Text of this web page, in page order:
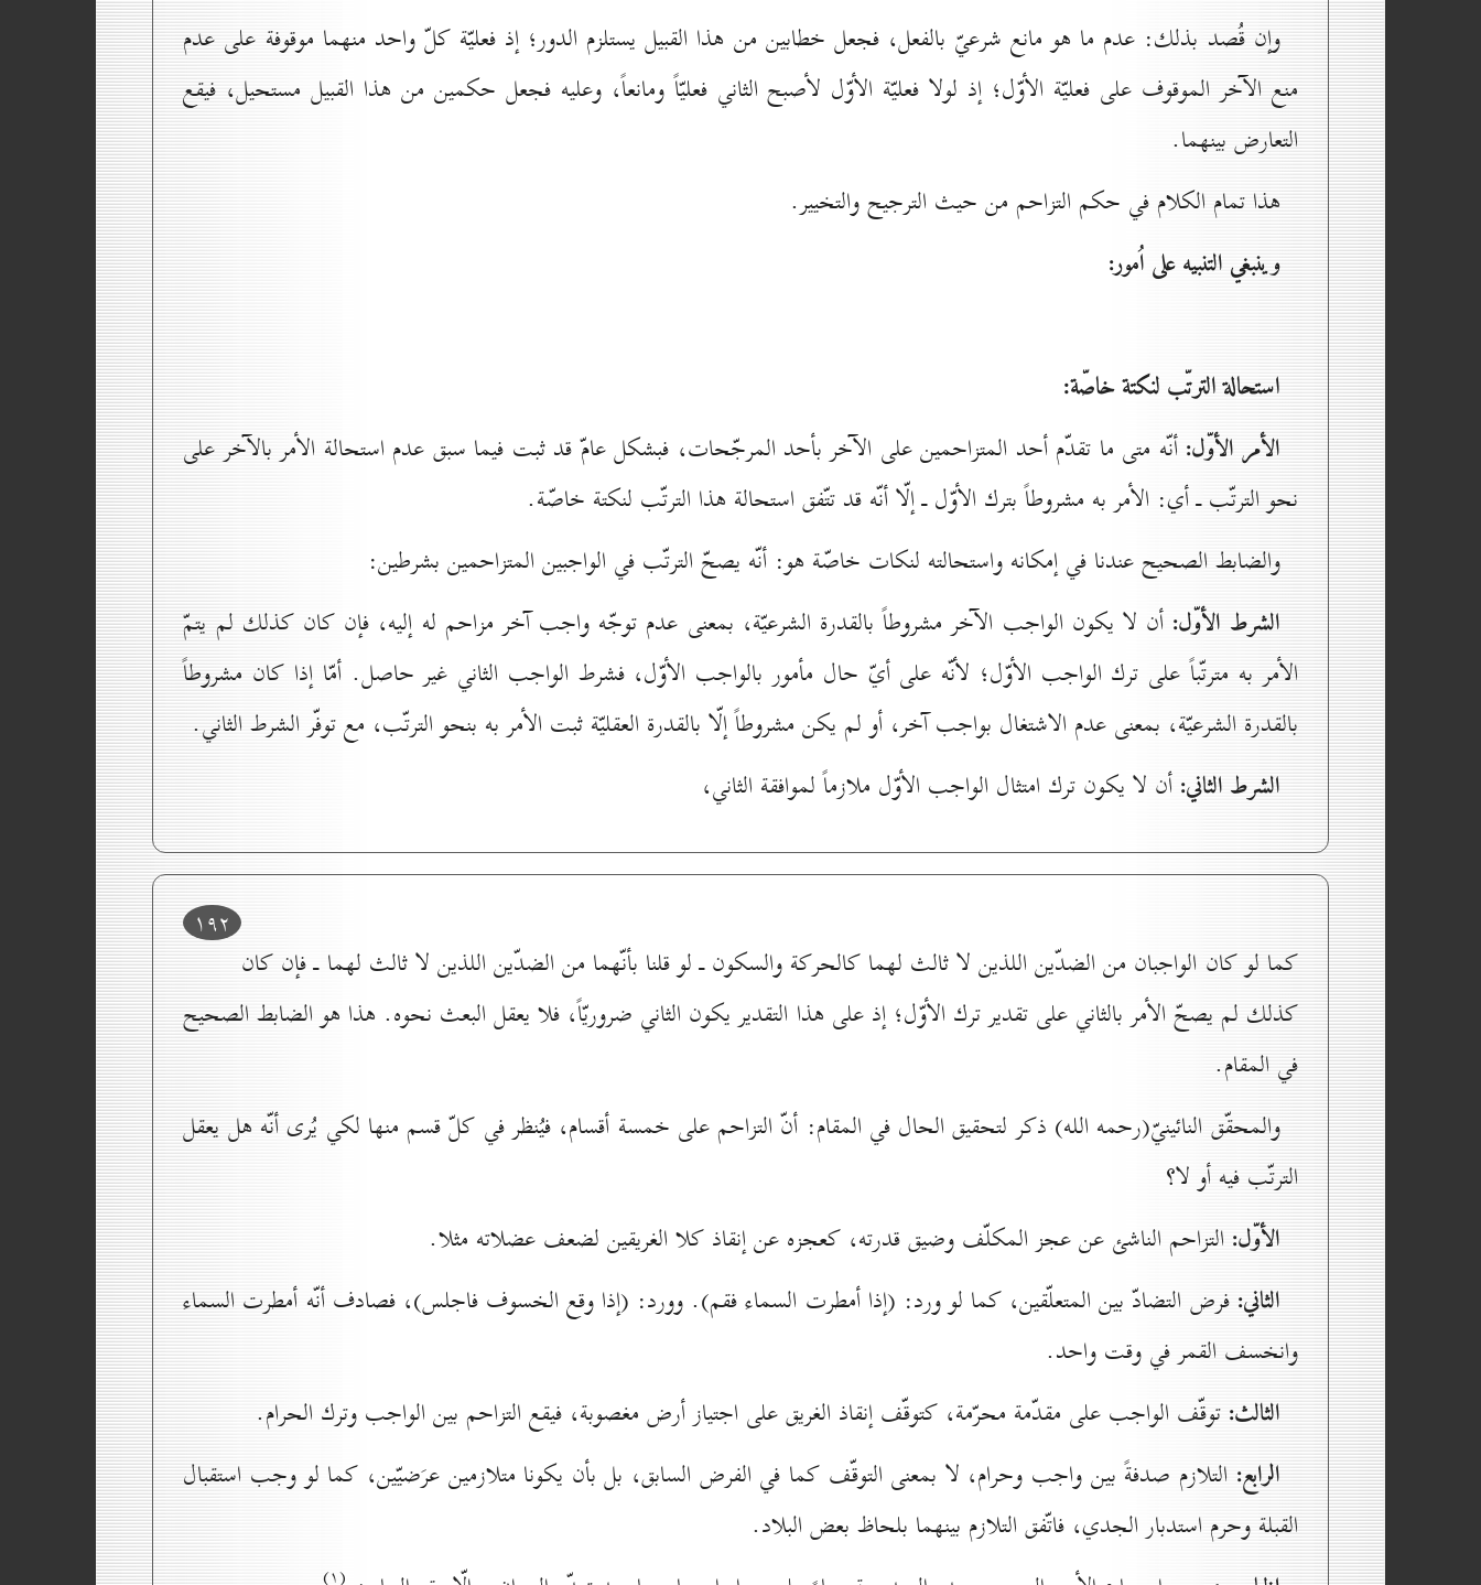
وإن قُصد بذلك: عدم ما هو مانع شرعيّ بالفعل، فجعل خطابين من هذا القبيل يستلزم الدور؛ إذ فعليّة كلّ واحد منهما موقوفة على عدم
منع الآخر الموقوف على فعليّة الأوّل؛ إذ لولا فعليّة الأوّل لأصبح الثاني فعليّاً ومانعاً، وعليه فجعل حكمين من هذا القبيل مستحيل، فيقع
التعارض بينهما.
هذا تمام الكلام في حكم التزاحم من حيث الترجيح والتخيير.
وينبغي التنبيه على اُمور:
استحالة الترتّب لنكتة خاصّة:
الأمر الأوّل: أنّه متى ما تقدّم أحد المتزاحمين على الآخر بأحد المرجّحات، فبشكل عامّ قد ثبت فيما سبق عدم استحالة الأمر بالآخر على
نحو الترتّب ـ أي: الأمر به مشروطاً بترك الأوّل ـ إلّا أنّه قد تتّفق استحالة هذا الترتّب لنكتة خاصّة.
والضابط الصحيح عندنا في إمكانه واستحالته لنكات خاصّة هو: أنّه يصحّ الترتّب في الواجبين المتزاحمين بشرطين:
الشرط الأوّل: أن لا يكون الواجب الآخر مشروطاً بالقدرة الشرعيّة، بمعنى عدم توجّه واجب آخر مزاحم له إليه، فإن كان كذلك لم يتمّ
الأمر به مترتّباً على ترك الواجب الأوّل؛ لأنّه على أيّ حال مأمور بالواجب الأوّل، فشرط الواجب الثاني غير حاصل. أمّا إذا كان مشروطاً
بالقدرة الشرعيّة، بمعنى عدم الاشتغال بواجب آخر، أو لم يكن مشروطاً إلّا بالقدرة العقليّة ثبت الأمر به بنحو الترتّب، مع توفّر الشرط الثاني.
الشرط الثاني: أن لا يكون ترك امتثال الواجب الأوّل ملازماً لموافقة الثاني،
۱۹۲
كما لو كان الواجبان من الضدّين اللذين لا ثالث لهما كالحركة والسكون ـ لو قلنا بأنّهما من الضدّين اللذين لا ثالث لهما ـ فإن كان
كذلك لم يصحّ الأمر بالثاني على تقدير ترك الأوّل؛ إذ على هذا التقدير يكون الثاني ضروريّاً، فلا يعقل البعث نحوه. هذا هو الضابط الصحيح
في المقام.
والمحقّق النائينيّ(رحمه الله) ذكر لتحقيق الحال في المقام: أنّ التزاحم على خمسة أقسام، فيُنظر في كلّ قسم منها لكي يُرى أنّه هل يعقل
الترتّب فيه أو لا؟
الأوّل: التزاحم الناشئ عن عجز المكلّف وضيق قدرته، كعجزه عن إنقاذ كلا الغريقين لضعف عضلاته مثلا.
الثاني: فرض التضادّ بين المتعلّقين، كما لو ورد: (إذا أمطرت السماء فقم). وورد: (إذا وقع الخسوف فاجلس)، فصادف أنّه أمطرت السماء
وانخسف القمر في وقت واحد.
الثالث: توقّف الواجب على مقدّمة محرّمة، كتوقّف إنقاذ الغريق على اجتياز أرض مغصوبة، فيقع التزاحم بين الواجب وترك الحرام.
الرابع: التلازم صدفةً بين واجب وحرام، لا بمعنى التوقّف كما في الفرض السابق، بل بأن يكونا متلازمين عرَضيّين، كما لو وجب استقبال
القبلة وحرم استدبار الجدي، فاتّفق التلازم بينهما بلحاظ بعض البلاد.
(۱)